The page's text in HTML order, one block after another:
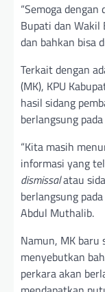
“Semoga
Bupati dan
dan bahkan bisa
Terkait dengan
(MK), KPU
hasil sidang
berlangsung
“Kita masih
informasi yang
dismissalatau
berlangsung
Abdul Muthalib.
Namun, MK
menyebutkan
perkara akan